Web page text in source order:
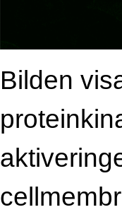
Bilden